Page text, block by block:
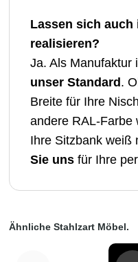
Lassen sich
realisieren?
Ja. Als Manufaktur
unser Standard.
Breite für Ihre
andere RAL-Farbe
Ihre Sitzbank weiß
Sie uns für Ihre
Ähnliche Stahlzart Möbel.